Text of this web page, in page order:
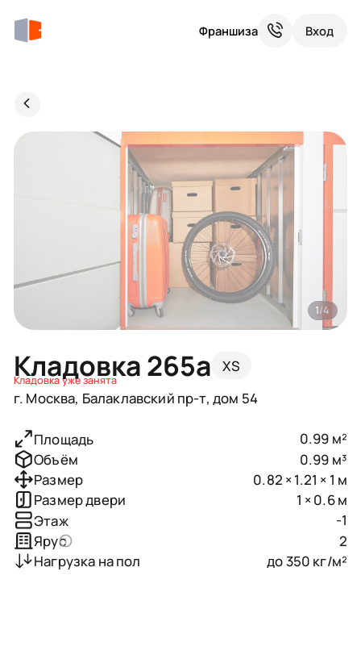
Франшиза Вход
Кладовка 265a XS
Кладовка уже занята
г. Москва, Балаклавский пр-т, дом 54
1/4
Площадь
0.99 м²
Объём
0.99 м³
Размер
0.82 × 1.21 × 1 м
Размер двери
1 × 0.6 м
Этаж
-1
Ярус
2
Нагрузка на пол
до 350 кг/м²